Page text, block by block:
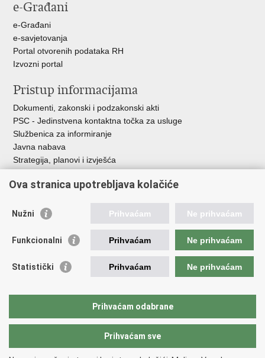
e-Građani
e-Građani
e-savjetovanja
Portal otvorenih podataka RH
Izvozni portal
Pristup informacijama
Dokumenti, zakonski i podzakonski akti
PSC - Jedinstvena kontaktna točka za usluge
Službenica za informiranje
Javna nabava
Strategija, planovi i izvješća
Korisne poveznice
Vlada RH
ASOO
CARNET
Ova stranica upotrebljava kolačiće
Nužni Prihvaćam Ne prihvaćam
Funkcionalni Prihvaćam Ne prihvaćam
Statistički Prihvaćam Ne prihvaćam
Prihvaćam odabrane
Prihvaćam sve